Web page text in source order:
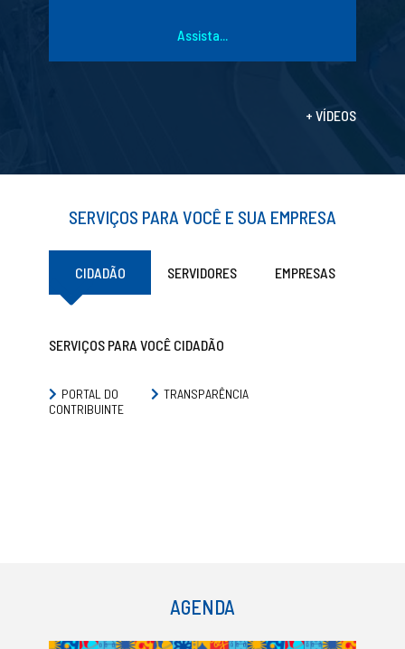
Assista...
+ VÍDEOS
SERVIÇOS PARA VOCÊ E SUA EMPRESA
CIDADÃO SERVIDORES EMPRESAS
SERVIÇOS PARA VOCÊ CIDADÃO
PORTAL DO
CONTRIBUINTE
TRANSPARÊNCIA
AGENDA